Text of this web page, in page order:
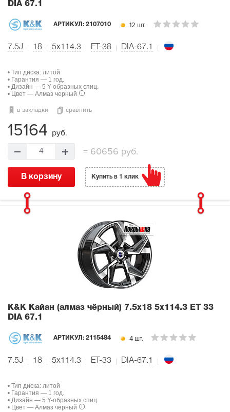
DIA 67.1
АРТИКУЛ:2107010 12 шт.
7.5J 18 5x114.3 ET-38 DIA-67.1
• Тип диска: литой
• Гарантия — 1 год.
• Дизайн — 5 Y-образных спиц.
• Цвет — Алмаз черный
в закладки сравнить
15164 руб.
4 = 60656 руб.
В корзину Купить в 1 клик
K&K Кайан (алмаз чёрный) 7.5x18 5x114.3 ET 33
DIA 67.1
АРТИКУЛ:2115484 4 шт.
7.5J 18 5x114.3 ET-33 DIA-67.1
• Тип диска: литой
• Гарантия — 1 год.
• Дизайн — 5 Y-образных спиц.
• Цвет — Алмаз черный